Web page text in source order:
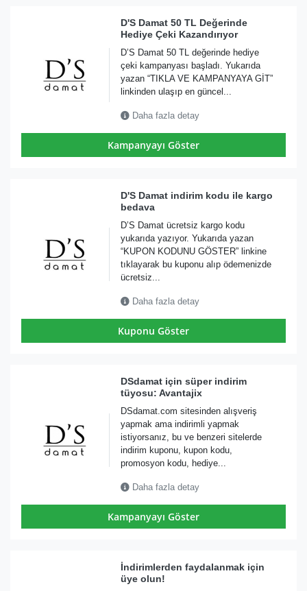
D'S Damat 50 TL Değerinde
Hediye Çeki Kazandırıyor
D’S Damat 50 TL değerinde hediye
çeki kampanyası başladı. Yukarıda
yazan “TIKLA VE KAMPANYAYA GİT”
linkinden ulaşıp en güncel...
Daha fazla detay
Kampanyayı Göster
D'S Damat indirim kodu ile kargo
bedava
D’S Damat ücretsiz kargo kodu
yukarıda yazıyor. Yukarıda yazan
“KUPON KODUNU GÖSTER” linkine
tıklayarak bu kuponu alıp ödemenizde
ücretsiz...
Daha fazla detay
Kuponu Göster
DSdamat için süper indirim
tüyosu: Avantajix
DSdamat.com sitesinden alışveriş
yapmak ama indirimli yapmak
istiyorsanız, bu ve benzeri sitelerde
indirim kuponu, kupon kodu,
promosyon kodu, hediye...
Daha fazla detay
Kampanyayı Göster
İndirimlerden faydalanmak için
üye olun!